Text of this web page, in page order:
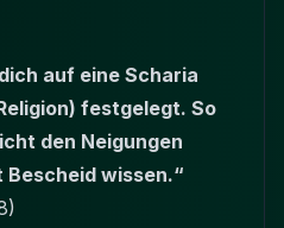
auf eine Scharia
festgelegt. So
den Neigungen
wissen.“